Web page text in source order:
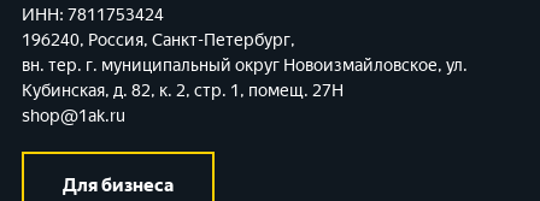
ИНН: 7811753424
196240, Россия, Санкт-Петербург,
вн. тер. г. муниципальный округ Новоизмайловское, ул.
Кубинская, д. 82, к. 2, стр. 1, помещ. 27Н
shop@1ak.ru
Для бизнеса